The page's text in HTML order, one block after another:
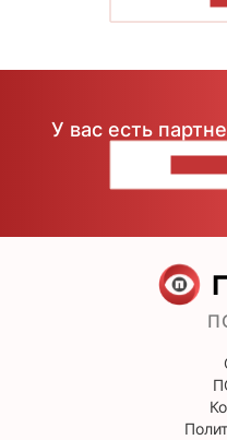
У вас есть